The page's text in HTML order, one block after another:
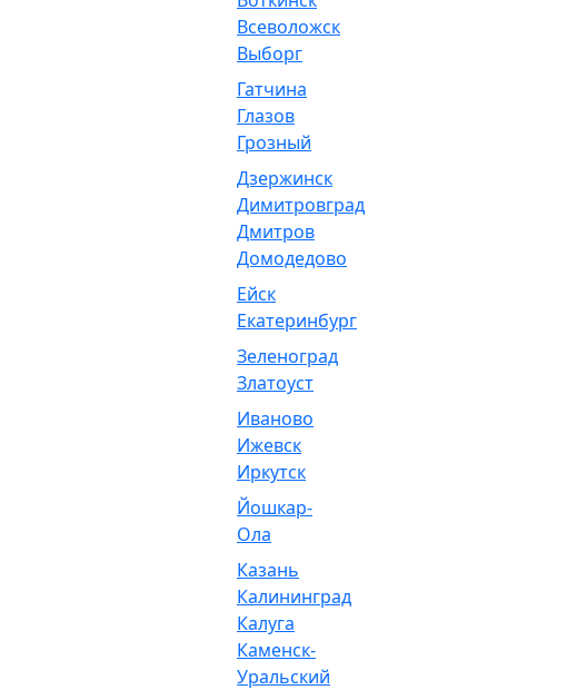
Всеволожск
Выборг
Гатчина
Глазов
Грозный
Дзержинск
Димитровград
Дмитров
Домодедово
Ейск
Екатеринбург
Зеленоград
Златоуст
Иваново
Ижевск
Иркутск
Йошкар-
Ола
Казань
Калининград
Калуга
Каменск-
Уральский